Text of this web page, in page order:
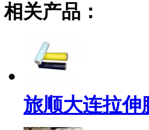
相关产品：
旅顺大连拉伸